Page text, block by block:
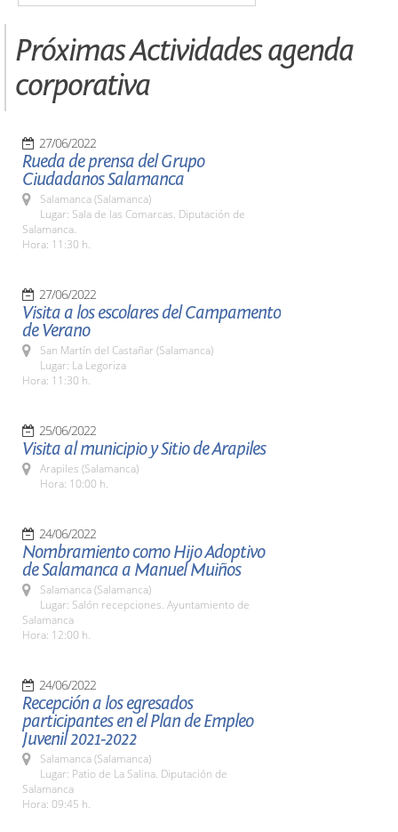
Próximas Actividades agenda
corporativa
27/06/2022
Rueda de prensa del Grupo
Ciudadanos Salamanca
Salamanca (Salamanca)
Lugar: Sala de las Comarcas. Diputación de
Salamanca.
Hora: 11:30 h.
27/06/2022
Visita a los escolares del Campamento
de Verano
San Martín del Castañar (Salamanca)
Lugar: La Legoriza
Hora: 11:30 h.
25/06/2022
Visita al municipio y Sitio de Arapiles
Arapiles (Salamanca)
Hora: 10:00 h.
24/06/2022
Nombramiento como Hijo Adoptivo
de Salamanca a Manuel Muiños
Salamanca (Salamanca)
Lugar: Salón recepciones. Ayuntamiento de
Salamanca
Hora: 12:00 h.
24/06/2022
Recepción a los egresados
participantes en el Plan de Empleo
Juvenil 2021-2022
Salamanca (Salamanca)
Lugar: Patio de La Salina. Diputación de
Salamanca
Hora: 09:45 h.